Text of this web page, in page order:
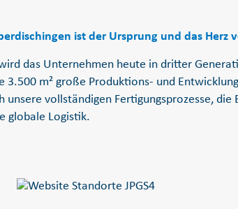
ist der Ursprung und das Herz
das Unternehmen heute in dritter
3.500 m² große Produktions- und
unsere vollständigen Fertigungsprozesse, die
globale Logistik.